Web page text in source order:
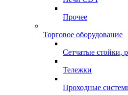
Прочее
Торговое оборудование
Сетчатые стойки,
Тележки
Проходные